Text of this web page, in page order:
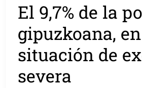
El 9,7% de la
gipuzkoana, en
situación de
severa